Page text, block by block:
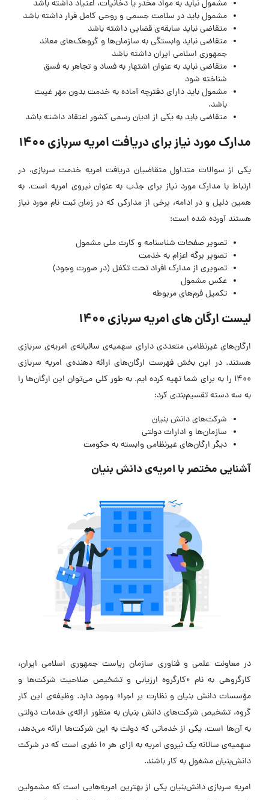
مشمول نباید به مواد مخدر یا دخانیات، اعتیاد داشته باشد
مشمول باید در سلامت جسمی و روحی کامل قرار داشته باشد
متقاضی نباید سابقه‌ی قضایی داشته باشد
متقاضی نباید وابستگی به سازمان‌ها و گروهک‌های معاند
جمهوری اسلامی ایران داشته باشد
متقاضی نباید به عنوان اشتهار به فساد و تجاهر به فسق
شناخته شود
مشمول باید دارای دفترچه آماده به خدمت بدون مهر غیبت
باشد.
متقاضی باید به یکی از ادیان رسمی کشور اعتقاد داشته باشد
مدارک مورد نیاز برای دریافت امریه سربازی ۱۴۰۰
یکی از سوالات متداول متقاضیان دریافت امریه خدمت سربازی، در
ارتباط با مدارک مورد نیاز برای جذب به عنوان نیروی امریه است. به
همین دلیل و در ادامه، برخی از مدارکی که در زمان ثبت نام مورد نیاز
هستند آورده شده است:
تصویر صفحات شناسنامه و کارت ملی مشمول
تصویر برگه اعزام به خدمت
تصویری از مدارک افراد تحت تکفل (در صورت وجود)
عکس مشمول
تکمیل فرم‌های مربوطه
لیست ارگان های امریه سربازی ۱۴۰۰
ارگان‌های غیرنظامی متعددی دارای سهمیه‌ی سالیانه‌ی امریه‌ی سربازی
هستند. در این بخش فهرست ارگان‌های ارائه دهنده‌ی امریه سربازی
۱۴۰۰ را به برای شما تهیه کرده ایم. به طور کلی می‌توان این ارگان‌ها را
به سه دسته تقسیم‌بندی کرد:
شرکت‌های دانش‌ بنیان
سازمان‌ها و ادارات دولتی
دیگر ارگان‌های غیرنظامی وابسته به حکومت
آشنایی مختصر با امریه‌ی دانش‌ بنیان
در معاونت علمی و فناوری سازمان ریاست جمهوری اسلامی ایران،
کارگروهی به نام «کارگروه ارزیابی و تشخیص صلاحیت شرکت‌ها و
مؤسسات دانش‌ بنیان و نظارت بر اجرا» وجود دارد. وظیفه‌ی این کار
گروه، تشخیص شرکت‌های دانش‌ بنیان به منظور ارائه‌ی خدمات دولتی
به آن‌ها است. یکی از خدماتی که دولت به این شرکت‌ها ارائه می‌دهد،
سهمیه‌ی سالانه یک نیروی امریه به ازای هر ۱۰ نفری است که در شرکت
دانش‌بنیان مشغول به کار باشند.
امریه سربازی دانش‌بنیان یکی از بهترین امریه‌هایی است که مشمولین